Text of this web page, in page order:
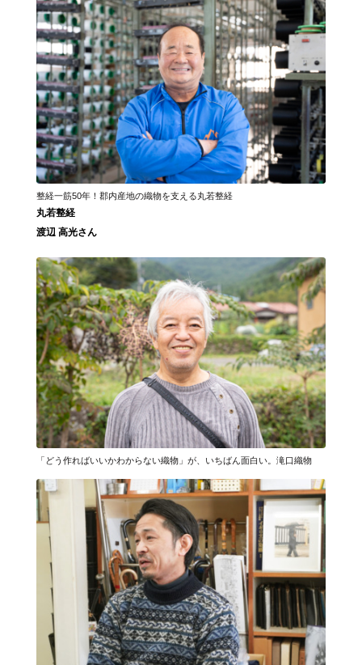
整経一筋50年！郡内産地の織物を支える丸若整経
丸若整経
渡辺 高光さん
「どう作ればいいかわからない織物」が、いちばん面白い。滝口織物